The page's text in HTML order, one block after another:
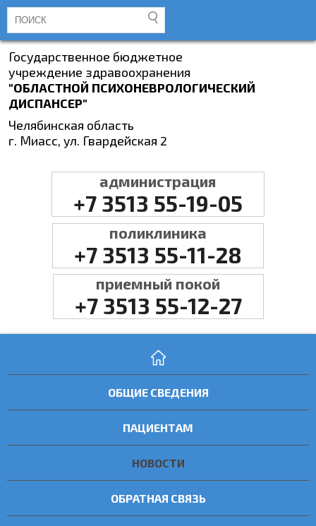
Государственное бюджетное
учреждение здравоохранения
"ОБЛАСТНОЙ ПСИХОНЕВРОЛОГИЧЕСКИЙ
ДИСПАНСЕР"
Челябинская область
г. Миасс, ул. Гвардейская 2
администрация
+7 3513 55-19-05
поликлиника
+7 3513 55-11-28
приемный покой
+7 3513 55-12-27
ОБЩИЕ СВЕДЕНИЯ
ПАЦИЕНТАМ
НОВОСТИ
ОБРАТНАЯ СВЯЗЬ